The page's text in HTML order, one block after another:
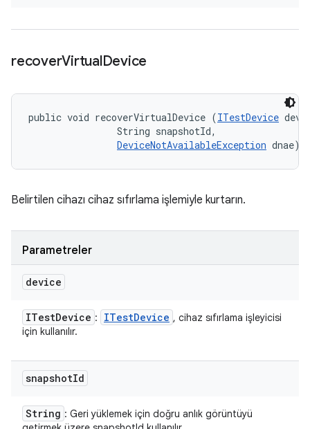
recoverVirtualDevice
public void recoverVirtualDevice (ITestDevice
                String snapshotId,
DeviceNotAvailableException dnae)
Belirtilen cihazı cihaz sıfırlama işlemiyle kurtarın.
Parametreler
device
ITestDevice : ITestDevice , cihaz sıfırlama işleyicisi
için kullanılır.
snapshotId
String : Geri yüklemek için doğru anlık görüntüyü